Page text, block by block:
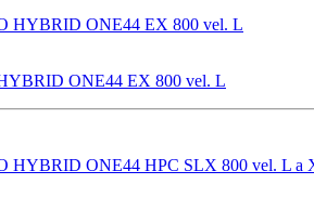
ONE44 EX 800 vel. L